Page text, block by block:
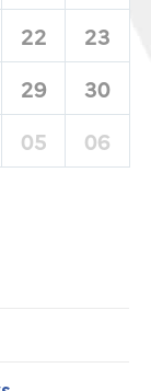
22
23
29
30
05 06